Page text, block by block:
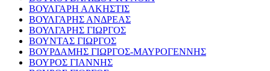
ΒΟΥΛΓΑΡΗ ΑΛΚΗΣΤΙΣ
ΒΟΥΛΓΑΡΗΣ ΑΝΔΡΕΑΣ
ΒΟΥΛΓΑΡΗΣ ΓΙΩΡΓΟΣ
ΒΟΥΝΤΑΣ ΓΙΩΡΓΟΣ
ΒΟΥΡΔΑΜΗΣ ΓΙΩΡΓΟΣ-ΜΑΥΡΟΓΕΝΝΗΣ
ΒΟΥΡΟΣ ΓΙΑΝΝΗΣ